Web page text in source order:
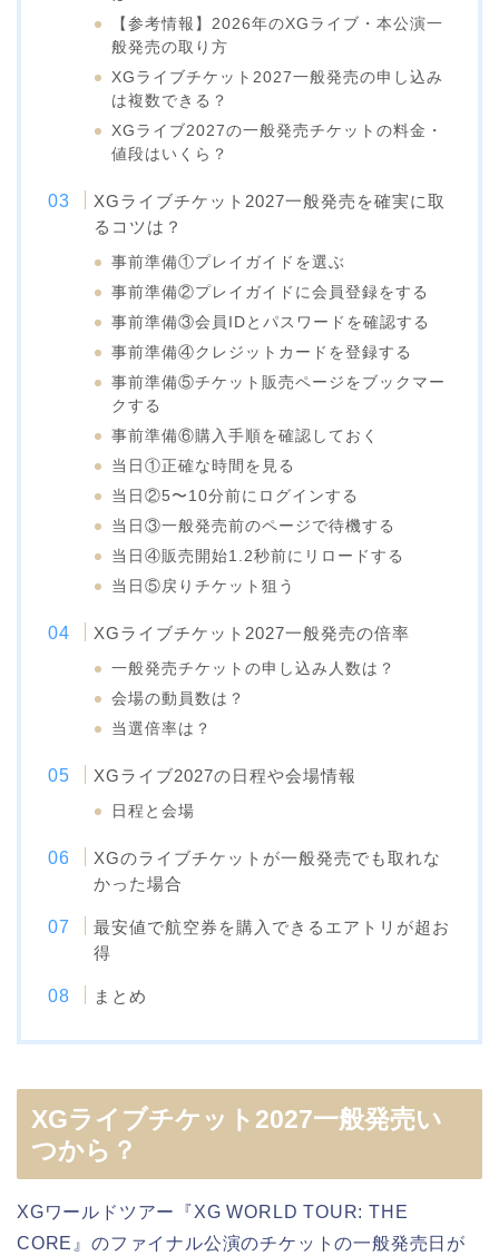
【参考情報】2026年のXGライブ・本公演一
般発売の取り方
XGライブチケット2027一般発売の申し込み
は複数できる？
XGライブ2027の一般発売チケットの料金・
値段はいくら？
XGライブチケット2027一般発売を確実に取
るコツは？
事前準備①プレイガイドを選ぶ
事前準備②プレイガイドに会員登録をする
事前準備③会員IDとパスワードを確認する
事前準備④クレジットカードを登録する
事前準備⑤チケット販売ページをブックマー
クする
事前準備⑥購入手順を確認しておく
当日①正確な時間を見る
当日②5〜10分前にログインする
当日③一般発売前のページで待機する
当日④販売開始1.2秒前にリロードする
当日⑤戻りチケット狙う
XGライブチケット2027一般発売の倍率
一般発売チケットの申し込み人数は？
会場の動員数は？
当選倍率は？
XGライブ2027の日程や会場情報
日程と会場
XGのライブチケットが一般発売でも取れな
かった場合
最安値で航空券を購入できるエアトリが超お
得
まとめ
XGライブチケット2027一般発売い
つから？
XGワールドツアー『XG WORLD TOUR: THE
CORE』のファイナル公演のチケットの一般発売日が